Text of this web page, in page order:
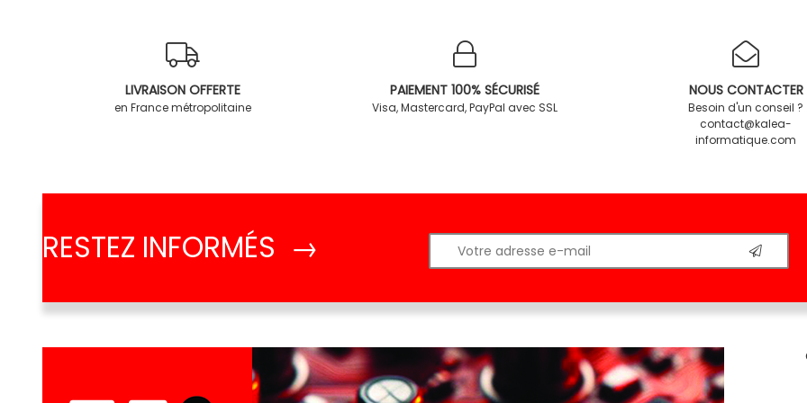
LIVRAISON OFFERTE
en France métropolitaine
PAIEMENT 100% SÉCURISÉ
Visa, Mastercard, PayPal avec SSL
NOUS CONTACTER
Besoin d'un conseil ?
contact@kalea-
informatique.com
RESTEZ INFORMÉS →